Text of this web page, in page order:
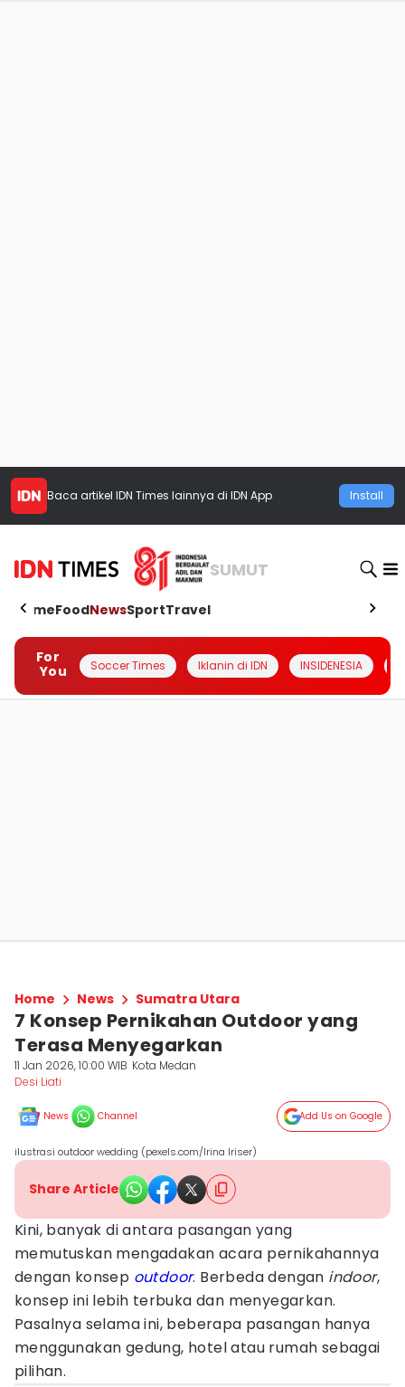
Baca artikel IDN Times lainnya di IDN App Install
SUMUT
HomeFoodNewsSportTravel
For
You
Soccer Times Iklanin di IDN INSIDENESIA
Home News Sumatra Utara
7 Konsep Pernikahan Outdoor yang
Terasa Menyegarkan
11 Jan 2026, 10:00 WIB Kota Medan
Desi Liati
News Channel Add Us on Google
ilustrasi outdoor wedding (pexels.com/Irina Iriser)
Share Article
Kini, banyak di antara pasangan yang
memutuskan mengadakan acara pernikahannya
dengan konsep outdoor. Berbeda dengan indoor,
konsep ini lebih terbuka dan menyegarkan.
Pasalnya selama ini, beberapa pasangan hanya
menggunakan gedung, hotel atau rumah sebagai
pilihan.